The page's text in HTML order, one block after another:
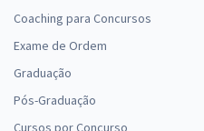
Coaching para Concursos
Exame de Ordem
Graduação
Pós-Graduação
Cursos por Concurso